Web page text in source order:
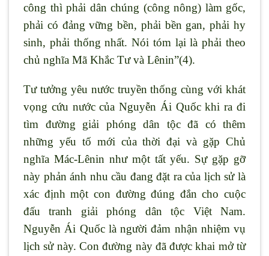
công thì phải dân chúng (công nông) làm gốc,
phải có đảng vững bền, phải bền gan, phải hy
sinh, phải thống nhất. Nói tóm lại là phải theo
chủ nghĩa Mã Khắc Tư và Lênin”(4).
Tư tưởng yêu nước truyền thống cùng với khát
vọng cứu nước của Nguyễn Ái Quốc khi ra đi
tìm đường giải phóng dân tộc đã có thêm
những yếu tố mới của thời đại và gặp Chủ
nghĩa Mác-Lênin như một tất yếu. Sự gặp gỡ
này phản ánh nhu cầu đang đặt ra của lịch sử là
xác định một con đường đúng đắn cho cuộc
đấu tranh giải phóng dân tộc Việt Nam.
Nguyễn Ái Quốc là người đảm nhận nhiệm vụ
lịch sử này. Con đường này đã được khai mở từ